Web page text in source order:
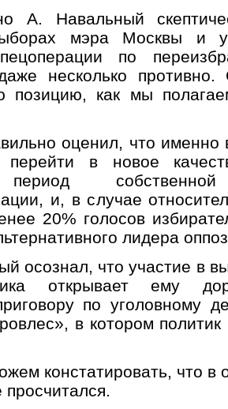
А. Навальный
мэра Москвы и
по
несколько
позицию, как мы
оценил, что
в новое
собственной
и, в случае
20% голосов
лидера
осознал, что участие в
открывает ему
по уголовному
в котором
констатировать, что в